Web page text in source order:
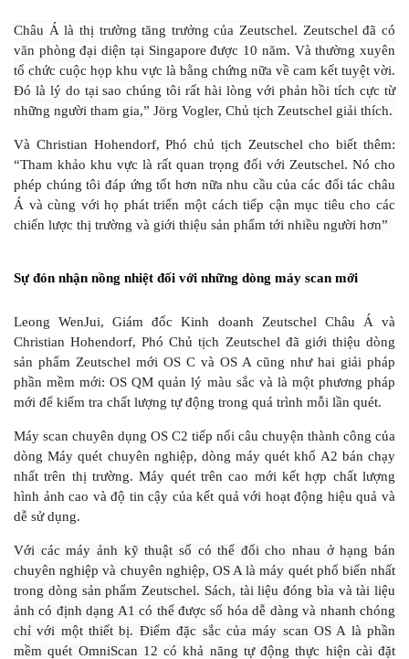
Châu Á là thị trường tăng trưởng của Zeutschel. Zeutschel đã có
văn phòng đại diện tại Singapore được 10 năm. Và thường xuyên
tổ chức cuộc họp khu vực là bằng chứng nữa về cam kết tuyệt vời.
Đó là lý do tại sao chúng tôi rất hài lòng với phản hồi tích cực từ
những người tham gia,” Jörg Vogler, Chủ tịch Zeutschel giải thích.
Và Christian Hohendorf, Phó chủ tịch Zeutschel cho biết thêm:
“Tham khảo khu vực là rất quan trọng đối với Zeutschel. Nó cho
phép chúng tôi đáp ứng tốt hơn nữa nhu cầu của các đối tác châu
Á và cùng với họ phát triển một cách tiếp cận mục tiêu cho các
chiến lược thị trường và giới thiệu sản phẩm tới nhiều người hơn”
Sự đón nhận nồng nhiệt đối với những dòng máy scan mới
Leong WenJui, Giám đốc Kinh doanh Zeutschel Châu Á và
Christian Hohendorf, Phó Chủ tịch Zeutschel đã giới thiệu dòng
sản phẩm Zeutschel mới OS C và OS A cũng như hai giải pháp
phần mềm mới: OS QM quản lý màu sắc và là một phương pháp
mới để kiểm tra chất lượng tự động trong quá trình mỗi lần quét.
Máy scan chuyên dụng OS C2 tiếp nối câu chuyện thành công của
dòng Máy quét chuyên nghiệp, dòng máy quét khổ A2 bán chạy
nhất trên thị trường. Máy quét trên cao mới kết hợp chất lượng
hình ảnh cao và độ tin cậy của kết quả với hoạt động hiệu quả và
dễ sử dụng.
Với các máy ảnh kỹ thuật số có thể đổi cho nhau ở hạng bán
chuyên nghiệp và chuyên nghiệp, OS A là máy quét phổ biến nhất
trong dòng sản phẩm Zeutschel. Sách, tài liệu đóng bìa và tài liệu
ảnh có định dạng A1 có thể được số hóa dễ dàng và nhanh chóng
chỉ với một thiết bị. Điểm đặc sắc của máy scan OS A là phần
mềm quét OmniScan 12 có khả năng tự động thực hiện cài đặt